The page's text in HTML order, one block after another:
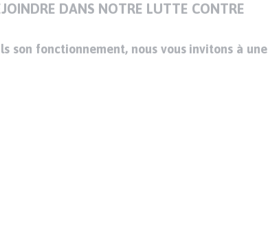
DANS NOTRE LUTTE CONTRE
son fonctionnement, nous vous invitons à une